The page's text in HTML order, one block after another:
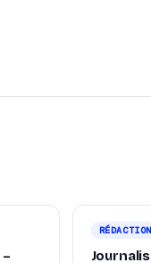
RÉDACTION